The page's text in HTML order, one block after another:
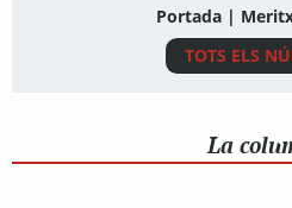
Portada |
TOTS ELS
La